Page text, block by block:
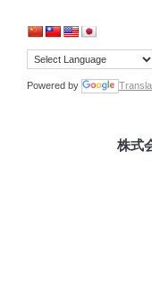
Powered by
株式